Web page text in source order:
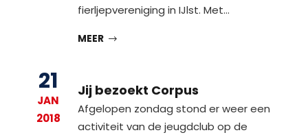
fierljepvereniging in IJlst. Met…
MEER
21
JAN
2018
Jij bezoekt Corpus
Afgelopen zondag stond er weer een
activiteit van de jeugdclub op de